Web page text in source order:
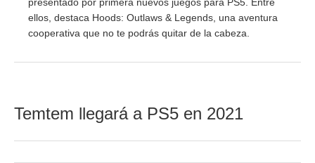
ellos, destaca Hoods: Outlaws & Legends, una aventura
cooperativa que no te podrás quitar de la cabeza.
Temtem llegará a PS5 en 2021